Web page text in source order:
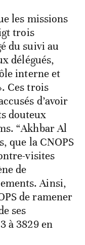
les missions
trois
du suivi au
délégués,
interne et
Ces trois
d’avoir
douteux
“Akhbar Al
que la CNOPS
visites
de
Ainsi,
de ramener
ses
à 3829 en